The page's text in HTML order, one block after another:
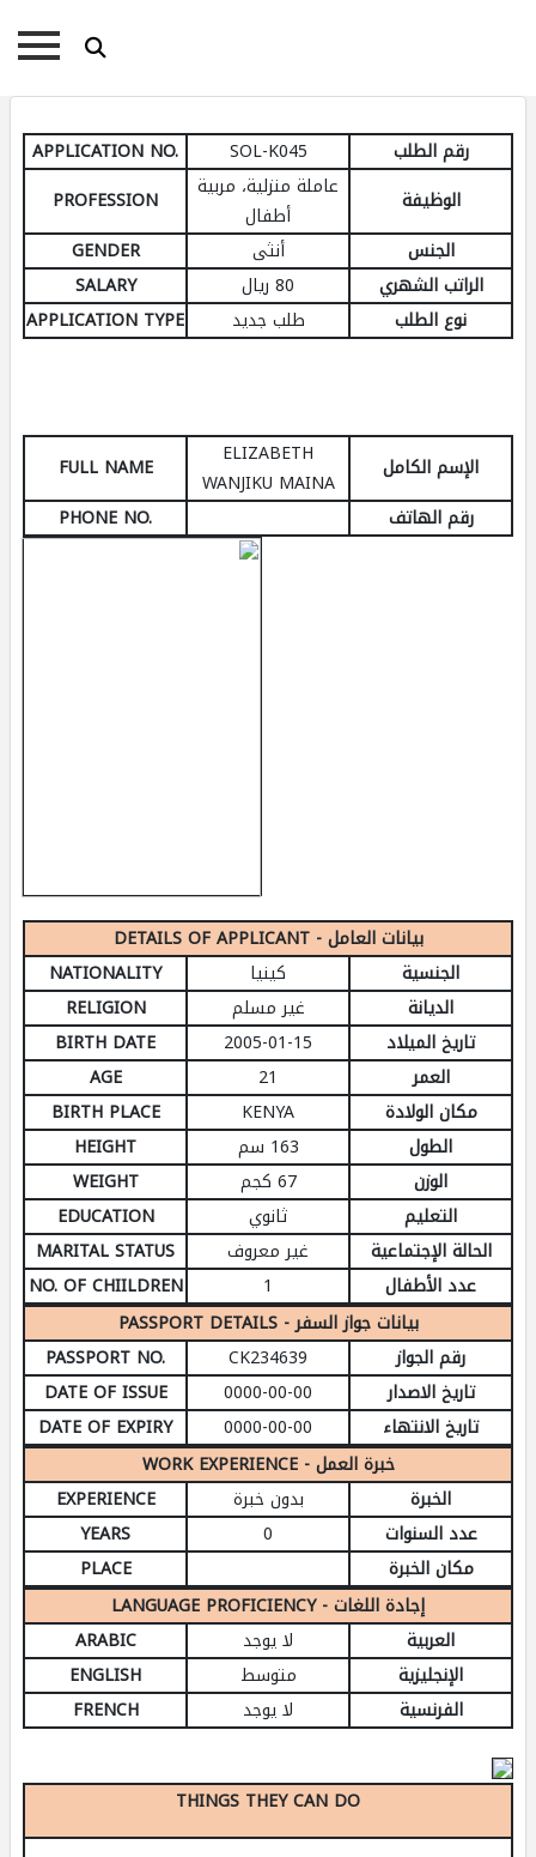
رقم الطلب SOL-K045
APPLICATION NO.
الوظيفة
عاملة منزلية، مربية
أطفال
PROFESSION
الجنس
أنثى
GENDER
الراتب الشهري
80 ريال
SALARY
نوع الطلب
طلب جديد APPLICATION TYPE
الإسم الكامل
ELIZABETH
WANJIKU MAINA
FULL NAME
رقم الهاتف
PHONE NO.
DETAILS OF APPLICANT - بيانات العامل
الجنسية
كينيا
NATIONALITY
الديانة
غير مسلم
RELIGION
تاريخ الميلاد
2005-01-15
BIRTH DATE
العمر
21
AGE
مكان الولادة
KENYA
BIRTH PLACE
الطول
163 سم
HEIGHT
الوزن
67 كجم
WEIGHT
التعليم
ثانوي
EDUCATION
الحالة الإجتماعية
غير معروف
MARITAL STATUS
عدد الأطفال
1
NO. OF CHIILDREN
PASSPORT DETAILS - بيانات جواز السفر
رقم الجواز
CK234639
PASSPORT NO.
تاريخ الاصدار
0000-00-00
DATE OF ISSUE
تاريخ الانتهاء
0000-00-00
DATE OF EXPIRY
WORK EXPERIENCE - خبرة العمل
الخبرة
بدون خبرة
EXPERIENCE
عدد السنوات
0
YEARS
مكان الخبرة
PLACE
LANGUAGE PROFICIENCY - إجادة اللغات
العربية
لا يوجد
ARABIC
الإنجليزية
متوسط
ENGLISH
الفرنسية
لا يوجد FRENCH
THINGS THEY CAN DO